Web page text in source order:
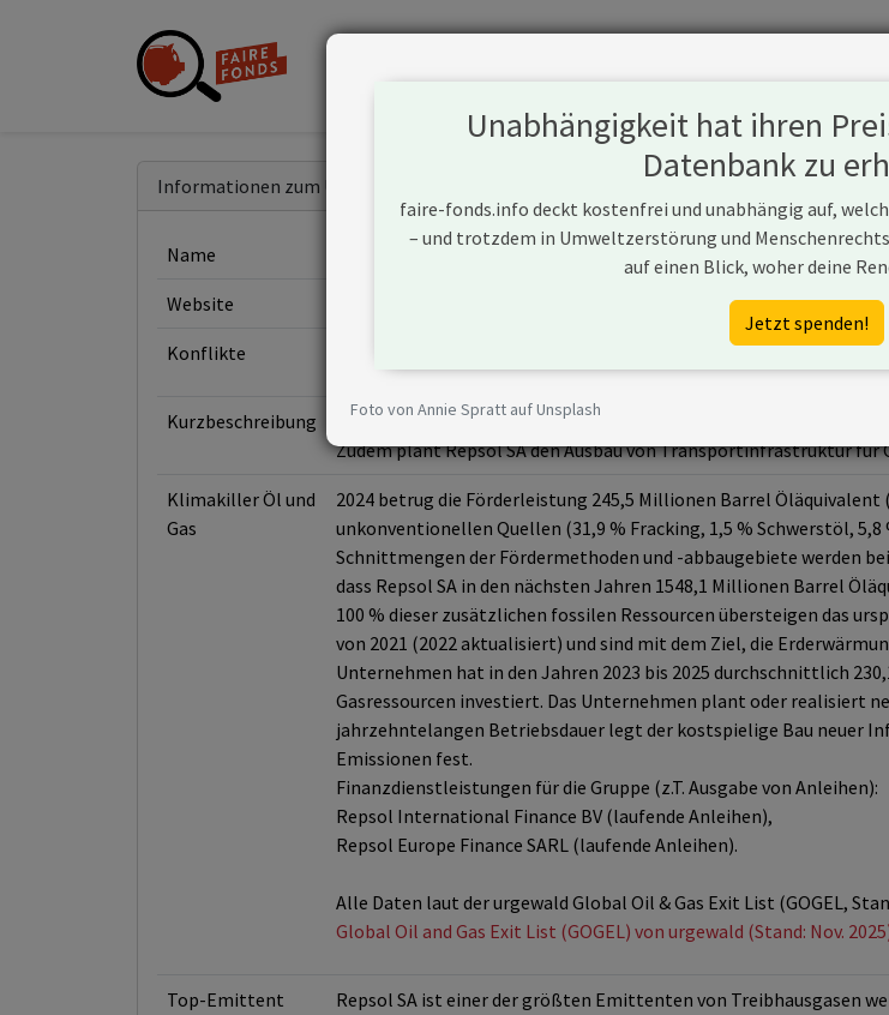
Informationen zum Unternehmen
Name
Website
Konflikte
Kurzbeschreibung
Repsol SA ist ein Unternehmen aus Spanien, das in der Öl- und
Zudem plant Repsol SA den Ausbau von Transportinfrastruktur für
Klimakiller Öl und
Gas
2024 betrug die Förderleistung 245,5 Millionen Barrel
unkonventionellen Quellen (31,9 % Fracking, 1,5 % Schwerstöl,
Schnittmengen der Fördermethoden und -abbaugebiete werden
dass Repsol SA in den nächsten Jahren 1548,1 Millionen Barrel
100 % dieser zusätzlichen fossilen Ressourcen übersteigen das
von 2021 (2022 aktualisiert) und sind mit dem Ziel, die
Unternehmen hat in den Jahren 2023 bis 2025 durchschnittlich
Gasressourcen investiert. Das Unternehmen plant oder realisiert
jahrzehntelangen Betriebsdauer legt der kostspielige Bau neuer
Emissionen fest.
Finanzdienstleistungen für die Gruppe (z.T. Ausgabe von Anleihen):
Repsol International Finance BV (laufende Anleihen),
Repsol Europe Finance SARL (laufende Anleihen).
Alle Daten laut der urgewald Global Oil & Gas Exit List (GOGEL,
Global Oil and Gas Exit List (GOGEL) von urgewald (Stand: Nov.
Top-Emittent
Repsol SA ist einer der größten Emittenten von Treibhausgasen
Unabhängigkeit hat ihren
Datenbank zu
faire-fonds.info deckt kostenfrei und unabhängig auf,
– und trotzdem in Umweltzerstörung und
auf einen Blick, woher deine
Jetzt spenden!
Foto von Annie Spratt auf Unsplash